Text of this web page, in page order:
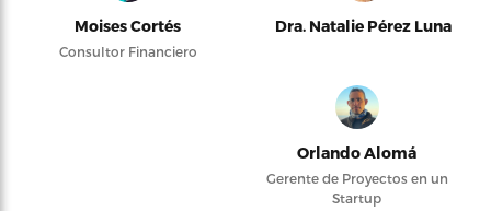
Moises Cortés
Consultor Financiero
Dra. Natalie Pérez Luna
Orlando Alomá
Gerente de Proyectos en un
Startup